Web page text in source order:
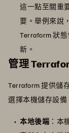
這一點至關重
要。舉例來說
Terraform 狀
新。
管理
Terraform 提供儲
選擇本機儲存設備
本地後端 ：本